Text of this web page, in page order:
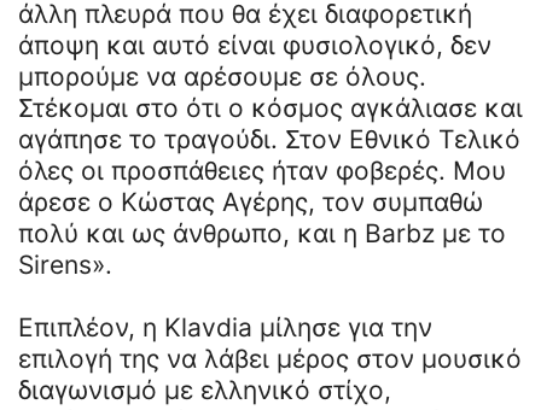
άλλη πλευρά που θα έχει διαφορετική
άποψη και αυτό είναι φυσιολογικό, δεν
μπορούμε να αρέσουμε σε όλους.
Στέκομαι στο ότι ο κόσμος αγκάλιασε και
αγάπησε το τραγούδι. Στον Εθνικό Τελικό
όλες οι προσπάθειες ήταν φοβερές. Μου
άρεσε ο Κώστας Αγέρης, τον συμπαθώ
πολύ και ως άνθρωπο, και η Barbz με το
Sirens».
Επιπλέον, η Klavdia μίλησε για την
επιλογή της να λάβει μέρος στον μουσικό
διαγωνισμό με ελληνικό στίχο,